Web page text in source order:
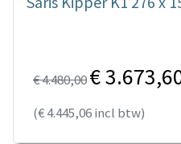
€ 4.480,00€
(€ 4.445,06 incl btw)